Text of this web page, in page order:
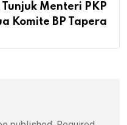
Menteri PKP
Komite BP Tapera